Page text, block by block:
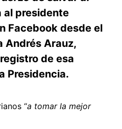
al presidente
Facebook desde el
Andrés Arauz,
de esa
Presidencia.
“a tomar la mejor